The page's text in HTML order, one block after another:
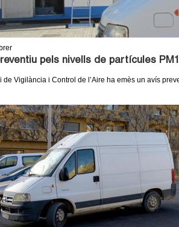
pels nivells de partícules
de Vigilància i Control de l’Aire ha emès un avís